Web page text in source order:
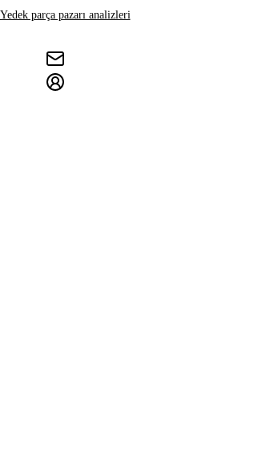
Yedek parça pazarı analizleri